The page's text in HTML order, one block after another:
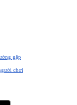
gặp
chơi